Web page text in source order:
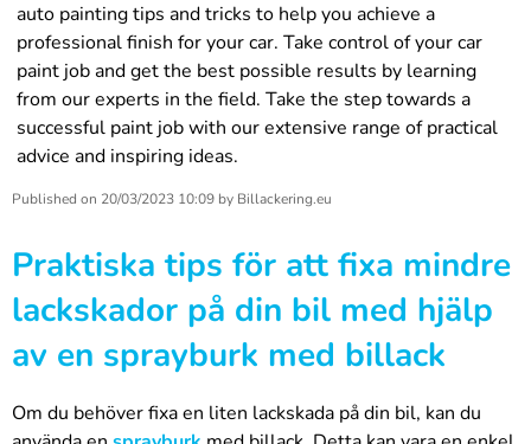
auto painting tips and tricks to help you achieve a
professional finish for your car. Take control of your car
paint job and get the best possible results by learning
from our experts in the field. Take the step towards a
successful paint job with our extensive range of practical
advice and inspiring ideas.
Published on 20/03/2023 10:09 by Billackering.eu
Praktiska tips för att fixa mindre
lackskador på din bil med hjälp
av en sprayburk med billack
Om du behöver fixa en liten lackskada på din bil, kan du